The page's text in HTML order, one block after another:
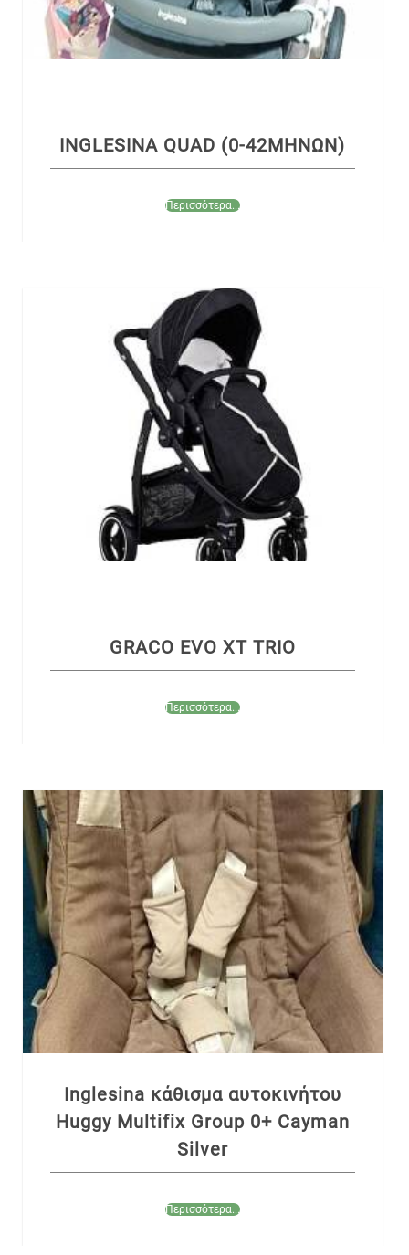
INGLESINA QUAD (0-42ΜΗΝΩΝ)
Περισσότερα...
GRACO EVO XT TRIO
Περισσότερα...
Inglesina κάθισμα αυτοκινήτου
Huggy Multifix Group 0+ Cayman
Silver
Περισσότερα...